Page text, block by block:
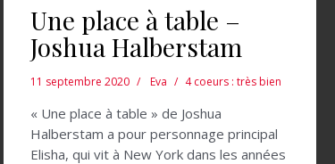
Une place à table –
Joshua Halberstam
11 septembre 2020 Eva 4 coeurs : très bien
« Une place à table » de Joshua
Halberstam a pour personnage principal
Elisha, qui vit à New York dans les années